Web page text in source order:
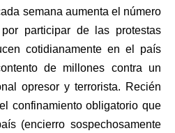
semana aumenta el número
participar de las protestas
cotidianamente en el país
de millones contra un
opresor y terrorista. Recién
confinamiento obligatorio que
(encierro sospechosamente